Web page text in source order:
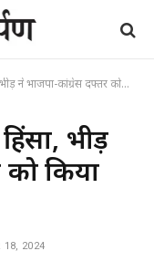
कांग्रेस दफ्तर को किया आग के हवाले
भीड़
किया
18, 2024